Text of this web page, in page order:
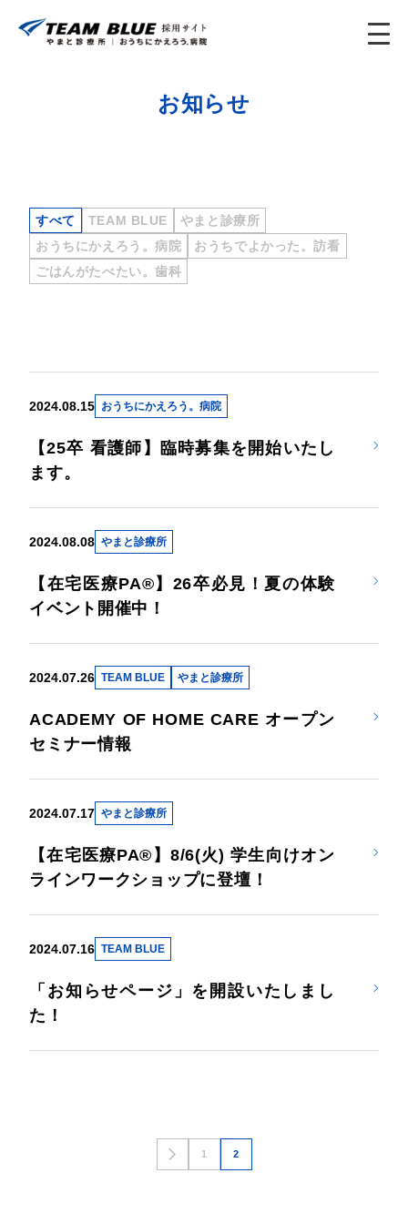
お知らせ
すべて TEAM BLUE
やまと診療所
おうちにかえろう。病院
おうちでよかった。訪看
ごはんがたべたい。歯科
2024.08.15 おうちにかえろう。病院
【25卒 看護師】臨時募集を開始いたし
ます。
2024.08.08 やまと診療所
【在宅医療PA®】26卒必見！夏の体験
イベント開催中！
2024.07.26 TEAM BLUE やまと診療所
ACADEMY OF HOME CARE オープン
セミナー情報
2024.07.17 やまと診療所
【在宅医療PA®】8/6(火) 学生向けオン
ラインワークショップに登壇！
2024.07.16 TEAM BLUE
「お知らせページ」を開設いたしまし
た！
1 2